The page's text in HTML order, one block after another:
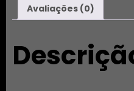
Avaliações (0)